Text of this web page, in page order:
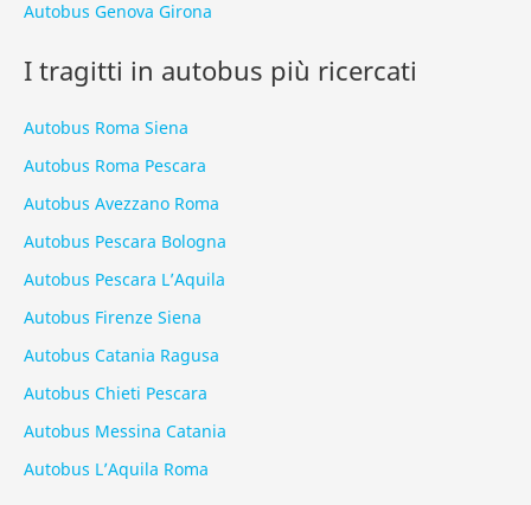
Autobus Genova Girona
I tragitti in autobus più ricercati
Autobus Roma Siena
Autobus Roma Pescara
Autobus Avezzano Roma
Autobus Pescara Bologna
Autobus Pescara L’Aquila
Autobus Firenze Siena
Autobus Catania Ragusa
Autobus Chieti Pescara
Autobus Messina Catania
Autobus L’Aquila Roma